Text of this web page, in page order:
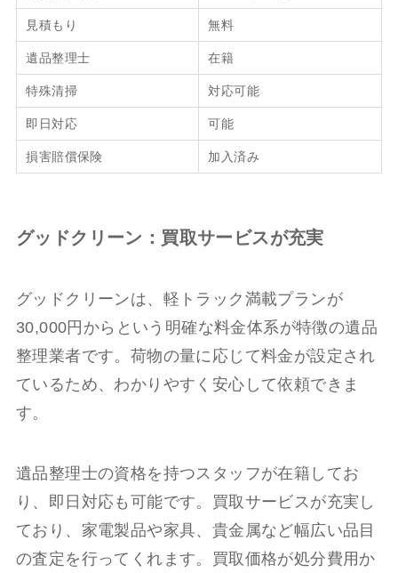
見積もり 無料
遺品整理士 在籍
特殊清掃 対応可能
即日対応 可能
損害賠償保険 加入済み
グッドクリーン：買取サービスが充実
グッドクリーンは、軽トラック満載プランが
30,000円からという明確な料金体系が特徴の遺品
整理業者です。荷物の量に応じて料金が設定され
ているため、わかりやすく安心して依頼できま
す。
遺品整理士の資格を持つスタッフが在籍してお
り、即日対応も可能です。買取サービスが充実し
ており、家電製品や家具、貴金属など幅広い品目
の査定を行ってくれます。買取価格が処分費用か